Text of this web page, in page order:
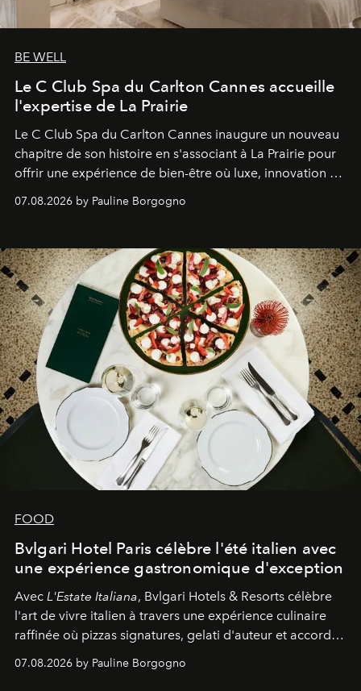
BE WELL
Le C Club Spa du Carlton Cannes accueille
l'expertise de La Prairie
Le C Club Spa du Carlton Cannes inaugure un nouveau
chapitre de son histoire en s'associant à La Prairie pour
offrir une expérience de bien-être où luxe, innovation et
07.08.2026 by Pauline Borgogno
FOOD
Bvlgari Hotel Paris célèbre l'été italien avec
une expérience gastronomique d'exception
Avec L'Estate Italiana, Bvlgari Hotels & Resorts célèbre
l'art de vivre italien à travers une expérience culinaire
raffinée où pizzas signatures, gelati d'auteur et accords
07.08.2026 by Pauline Borgogno